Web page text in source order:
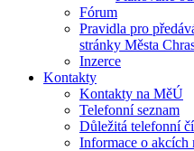
Fórum
Pravidla pro
stránky Města
Inzerce
Kontakty
Kontakty na MěÚ
Telefonní seznam
Důležitá telefonní
Informace o akcích